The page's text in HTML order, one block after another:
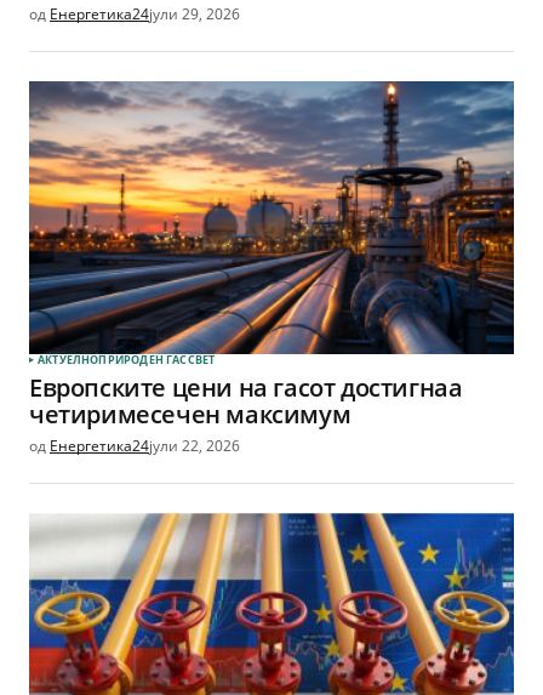
од Енергетика24јули 29, 2026
АКТУЕЛНОПРИРОДЕН ГАССВЕТ
Европските цени на гасот достигнаа
четиримесечен максимум
од Енергетика24јули 22, 2026